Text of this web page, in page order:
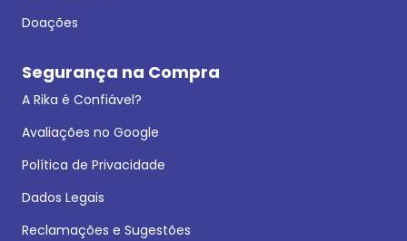
Doações
Segurança na Compra
A Rika é Confiável?
Avaliações no Google
Política de Privacidade
Dados Legais
Reclamações e Sugestões